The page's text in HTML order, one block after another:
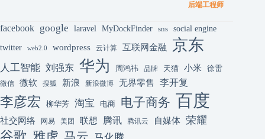
后端工程师
facebook google laravel MyDockFinder sns social engine
twitter web2.0 wordpress 云计算 互联网金融 京东
人工智能 刘强东 华为 周鸿祎 品牌 天猫 小米 徐雷
微信 微软 搜狐 新浪 新浪微博 无界零售 李开复
李彦宏 柳华芳 淘宝 电商 电子商务 百度
社交网络 网易 美团 联想 腾讯 腾讯云 自媒体 荣耀